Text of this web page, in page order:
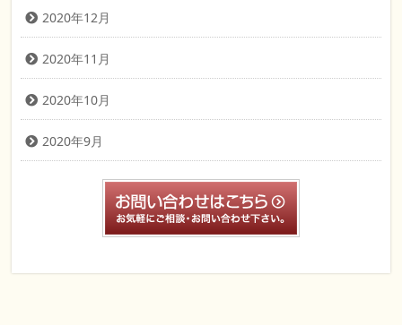
2020年12月
2020年11月
2020年10月
2020年9月